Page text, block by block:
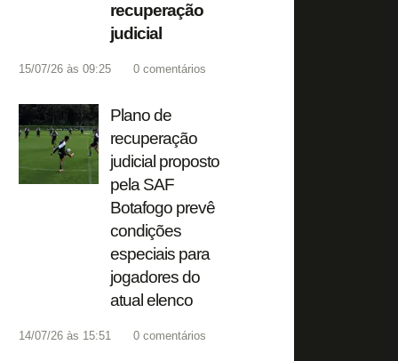
recuperação
judicial
15/07/26 às 09:25 0 comentários
Plano de
recuperação
judicial proposto
pela SAF
Botafogo prevê
condições
especiais para
jogadores do
atual elenco
14/07/26 às 15:51 0 comentários